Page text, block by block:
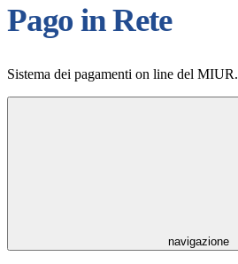
Pago in Rete
Sistema dei pagamenti on line del MIUR.
navigazione